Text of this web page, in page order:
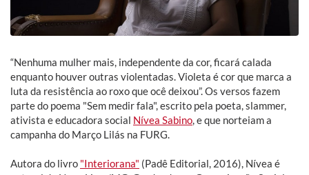
“Nenhuma mulher mais, independente da cor, ficará calada
enquanto houver outras violentadas. Violeta é cor que marca a
luta da resistência ao roxo que ocê deixou”. Os versos fazem
parte do poema "Sem medir fala", escrito pela poeta, slammer,
ativista e educadora social Nívea Sabino, e que norteiam a
campanha do Março Lilás na FURG.
Autora do livro "Interiorana" (Padê Editorial, 2016), Nívea é